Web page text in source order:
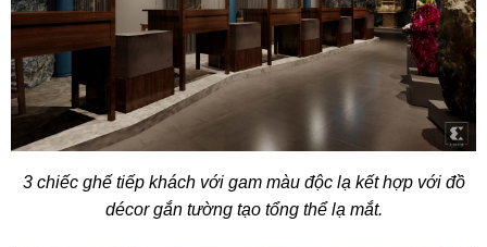
3 chiếc ghế tiếp khách với gam màu độc lạ kết hợp với đồ
décor gắn tường tạo tổng thể lạ mắt.